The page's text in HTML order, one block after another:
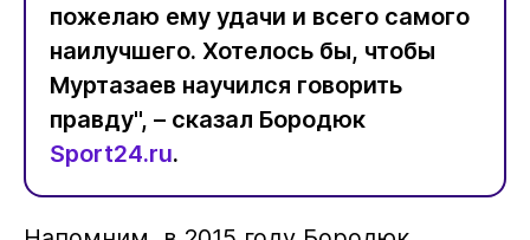
пожелаю ему удачи и всего самого
наилучшего. Хотелось бы, чтобы
Муртазаев научился говорить
правду", – сказал Бородюк
Sport24.ru.